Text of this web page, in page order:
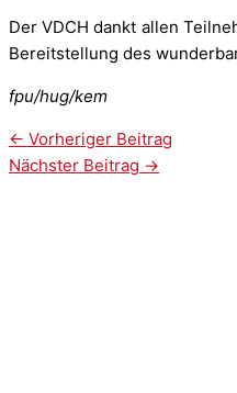
Der VDCH dankt allen
Bereitstellung des
fpu/hug/kem
← Vorheriger Beitrag
Nächster Beitrag →